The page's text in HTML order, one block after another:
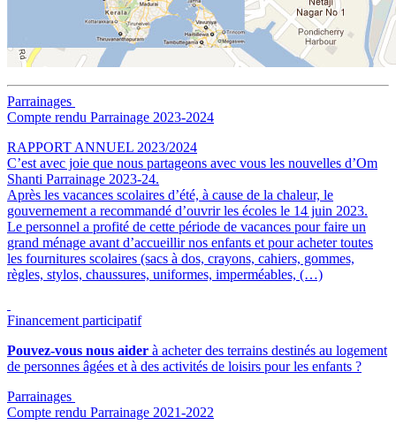
Parrainages
Compte rendu Parrainage 2023-2024
RAPPORT ANNUEL 2023/2024
C’est avec joie que nous partageons avec vous les nouvelles d’Om
Shanti Parrainage 2023-24.
Après les vacances scolaires d’été, à cause de la chaleur, le
gouvernement a recommandé d’ouvrir les écoles le 14 juin 2023.
Le personnel a profité de cette période de vacances pour faire un
grand ménage avant d’accueillir nos enfants et pour acheter toutes
les fournitures scolaires (sacs à dos, crayons, cahiers, gommes,
règles, stylos, chaussures, uniformes, imperméables, (…)
Financement participatif
Pouvez-vous nous aider à acheter des terrains destinés au logement
de personnes âgées et à des activités de loisirs pour les enfants ?
Parrainages
Compte rendu Parrainage 2021-2022